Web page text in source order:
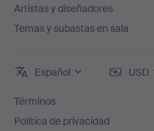
Artistas y diseñadores
Temas y subastas en sala
Español USD
Términos
Política de privacidad